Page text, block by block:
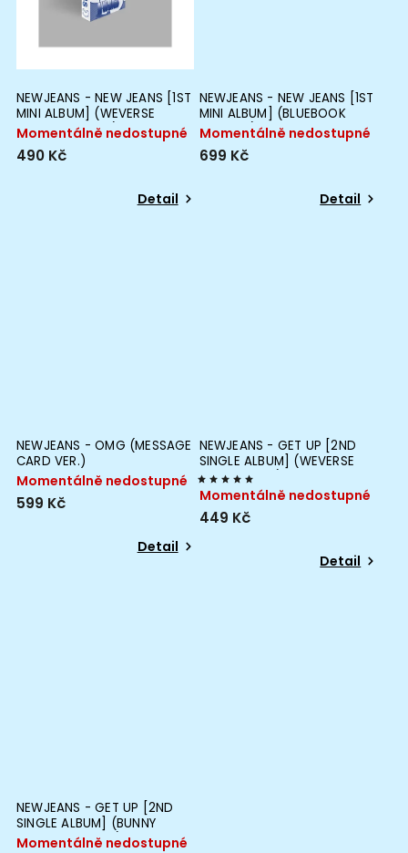
NEWJEANS - NEW JEANS [1ST
MINI ALBUM] (WEVERSE
ALBUM VERSION)
Momentálně nedostupné
490 Kč
Detail
NEWJEANS - NEW JEANS [1ST
MINI ALBUM] (BLUEBOOK
VERSION)
Momentálně nedostupné
699 Kč
Detail
NEWJEANS - OMG (MESSAGE
CARD VER.)
Momentálně nedostupné
599 Kč
Detail
NEWJEANS - GET UP [2ND
SINGLE ALBUM] (WEVERSE
ALBUMS VER.)
Momentálně nedostupné
449 Kč
Detail
NEWJEANS - GET UP [2ND
SINGLE ALBUM] (BUNNY
BEACH BAG VER.)
Momentálně nedostupné